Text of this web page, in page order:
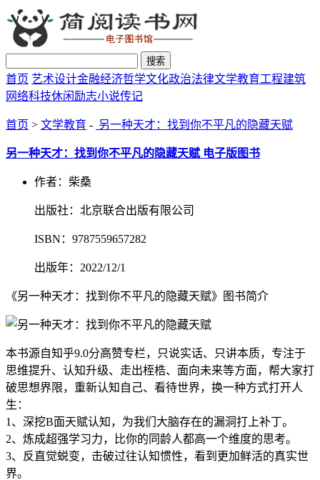
搜索
首页 艺术设计金融经济哲学文化政治法律文学教育工程建筑
网络科技休闲励志小说传记
首页 > 文学教育 - 另一种天才：找到你不平凡的隐藏天赋
另一种天才：找到你不平凡的隐藏天赋 电子版图书
作者：柴桑
出版社：北京联合出版有限公司
ISBN：9787559657282
出版年：2022/12/1
《另一种天才：找到你不平凡的隐藏天赋》图书简介
本书源自知乎9.0分高赞专栏，只说实话、只讲本质，专注于
思维提升、认知升级、走出桎梏、面向未来等方面，帮大家打
破思想界限，重新认知自己、看待世界，换一种方式打开人
生：
1、深挖B面天赋认知，为我们大脑存在的漏洞打上补丁。
2、炼成超强学习力，比你的同龄人都高一个维度的思考。
3、反直觉蜕变，击破过往认知惯性，看到更加鲜活的真实世
界。